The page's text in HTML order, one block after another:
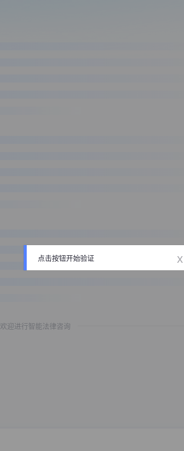
欢迎进行智能法律咨询
点击按钮开始验证 x